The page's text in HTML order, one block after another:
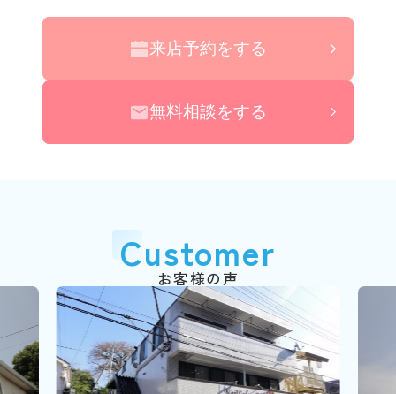
来店予約をする
無料相談をする
Customer
お客様の声